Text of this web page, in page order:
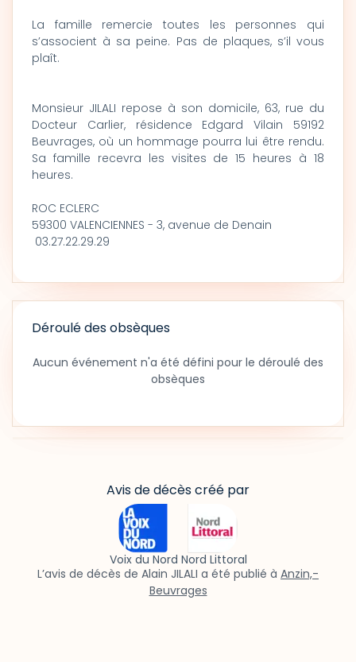
La famille remercie toutes les personnes qui
s’associent à sa peine. Pas de plaques, s’il vous
plaît.
Monsieur JILALI repose à son domicile, 63, rue du
Docteur Carlier, résidence Edgard Vilain 59192
Beuvrages, où un hommage pourra lui être rendu.
Sa famille recevra les visites de 15 heures à 18
heures.
ROC ECLERC
59300 VALENCIENNES - 3, avenue de Denain
03.27.22.29.29
Déroulé des obsèques
Aucun événement n'a été défini pour le déroulé des
obsèques
Avis de décès créé par
Voix du Nord Nord Littoral
L’avis de décès de Alain JILALI a été publié à Anzin,-
Beuvrages